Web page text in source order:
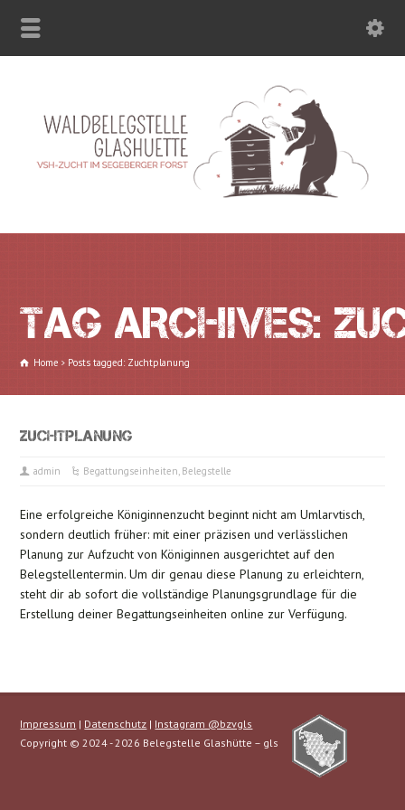
TAG ARCHIVES:
Home Posts tagged: Zuchtplanung
ZUCHTPLANUNG
admin Begattungseinheiten, Belegstelle
Eine erfolgreiche Königinnenzucht beginnt nicht am Umlarvtisch,
sondern deutlich früher: mit einer präzisen und verlässlichen
Planung zur Aufzucht von Königinnen ausgerichtet auf den
Belegstellentermin. Um dir genau diese Planung zu erleichtern,
steht dir ab sofort die vollständige Planungsgrundlage für die
Erstellung deiner Begattungseinheiten online zur Verfügung.
Impressum | Datenschutz | Instagram @bzvgls
Copyright © 2024 - 2026 Belegstelle Glashütte – gls